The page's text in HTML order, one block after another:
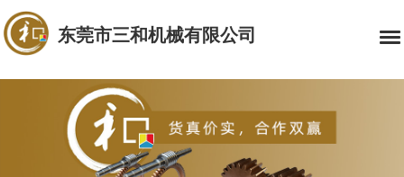
东莞市三和机械有限公司